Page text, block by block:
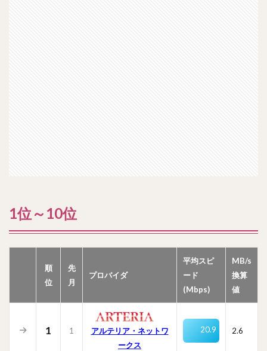
1位～10位
順
位
先
月
プロバイダ
平均スピ
ード
(Mbps)
MB/s
換算
値
1 1
アルテリア・ネットワ
ークス
20.9 2.6